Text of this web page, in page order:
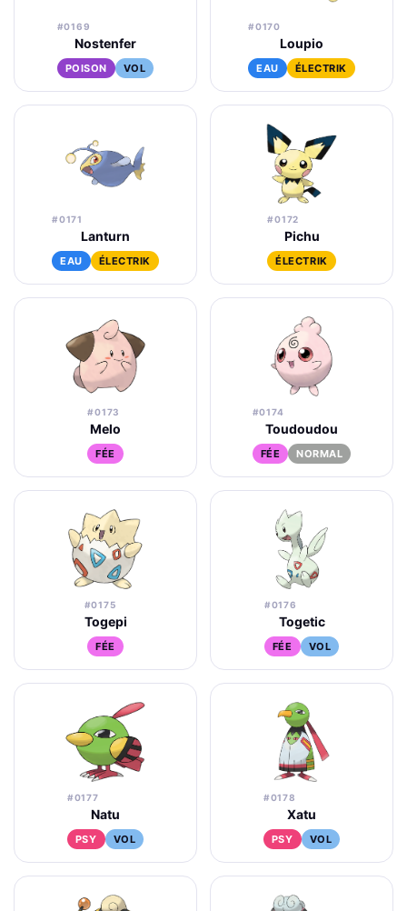
#0169
Nostenfer
POISON VOL
#0170
Loupio
EAU ÉLECTRIK
#0171
Lanturn
EAU ÉLECTRIK
#0172
Pichu
ÉLECTRIK
#0173
Melo
FÉE
#0174
Toudoudou
FÉE NORMAL
#0175
Togepi
FÉE
#0176
Togetic
FÉE VOL
#0177
Natu
PSY VOL
#0178
Xatu
PSY VOL